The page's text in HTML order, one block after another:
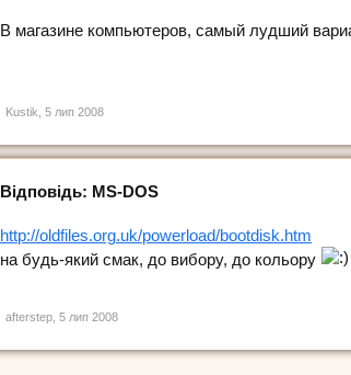
В магазине компьютеров, самый лудший
Kustik 5 лип 2008
Відповідь: МS-DOS
http://oldfiles.org.uk/powerload/bootdisk.htm
на будь-який смак, до вибору, до кольору
afterstep 5 лип 2008